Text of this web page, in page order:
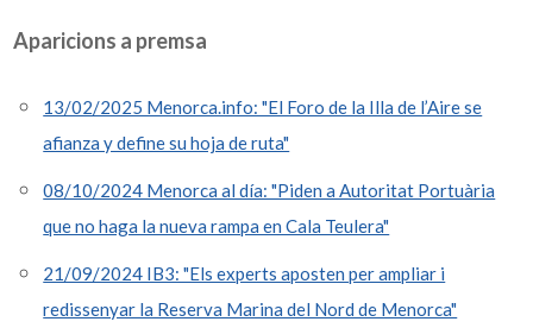
Aparicions a premsa
13/02/2025 Menorca.info: "El Foro de la Illa de l’Aire se
afianza y define su hoja de ruta"
08/10/2024 Menorca al día: "Piden a Autoritat Portuària
que no haga la nueva rampa en Cala Teulera"
21/09/2024 IB3: "Els experts aposten per ampliar i
redissenyar la Reserva Marina del Nord de Menorca"